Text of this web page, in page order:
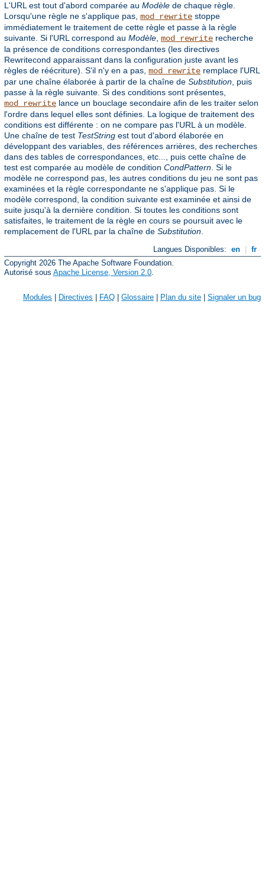
L'URL est tout d'abord comparée au Modèle de chaque règle.
Lorsqu'une règle ne s'applique pas, mod_rewrite stoppe
immédiatement le traitement de cette règle et passe à la règle
suivante. Si l'URL correspond au Modèle, mod_rewrite recherche
la présence de conditions correspondantes (les directives
Rewritecond apparaissant dans la configuration juste avant les
règles de réécriture). S'il n'y en a pas, mod_rewrite remplace l'URL
par une chaîne élaborée à partir de la chaîne de Substitution, puis
passe à la règle suivante. Si des conditions sont présentes,
mod_rewrite lance un bouclage secondaire afin de les traiter selon
l'ordre dans lequel elles sont définies. La logique de traitement des
conditions est différente : on ne compare pas l'URL à un modèle.
Une chaîne de test TestString est tout d'abord élaborée en
développant des variables, des références arrières, des recherches
dans des tables de correspondances, etc..., puis cette chaîne de
test est comparée au modèle de condition CondPattern. Si le
modèle ne correspond pas, les autres conditions du jeu ne sont pas
examinées et la règle correspondante ne s'applique pas. Si le
modèle correspond, la condition suivante est examinée et ainsi de
suite jusqu'à la dernière condition. Si toutes les conditions sont
satisfaites, le traitement de la règle en cours se poursuit avec le
remplacement de l'URL par la chaîne de Substitution.
Langues Disponibles: en
fr
Copyright 2026 The Apache Software Foundation.
Autorisé sous Apache License, Version 2.0
Modules | Directives | FAQ | Glossaire | Plan du site | Signaler un bug